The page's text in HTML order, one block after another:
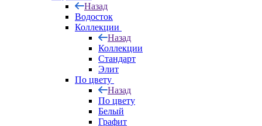
Назад
Водосток
Коллекции
Назад
Коллекции
Стандарт
Элит
По цвету
Назад
По цвету
Белый
Графит